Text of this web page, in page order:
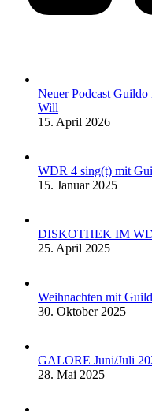
Neuer Podcast Guildo
Will
15. April 2026
WDR 4 sing(t) mit
15. Januar 2025
DISKOTHEK IM
25. April 2025
Weihnachten mit
30. Oktober 2025
GALORE Juni/Juli
28. Mai 2025